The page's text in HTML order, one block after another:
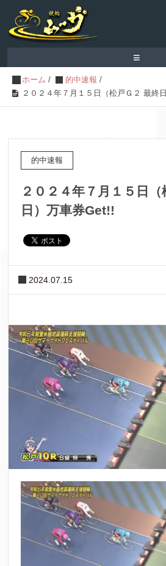
≡
ホーム / 的中速報 /
２０２４年７月１５日（松戸Ｇ２ 最終
的中速報
２０２４年７月１５日
日）万車券Get!!
2024.07.15